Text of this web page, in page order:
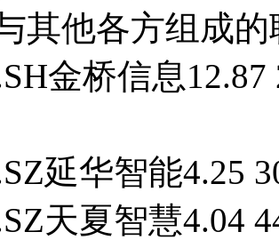
其他各方组成
金桥信息
延华智能4.25
天夏智慧4.04